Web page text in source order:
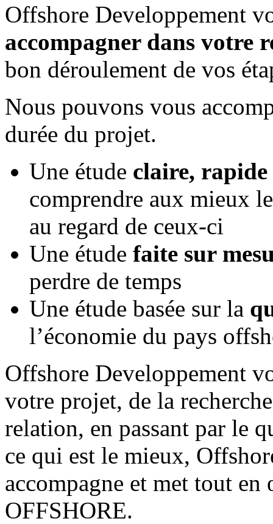
Offshore Developpement
accompagner dans votre
bon déroulement de vos
Nous pouvons vous
durée du projet.
Une étude claire, rapide
comprendre aux mieux
au regard de ceux-ci
Une étude faite sur
perdre de temps
Une étude basée sur la
l’économie du pays
Offshore Developpement
votre projet, de la
relation, en passant par le
ce qui est le mieux,
accompagne et met tout
OFFSHORE.